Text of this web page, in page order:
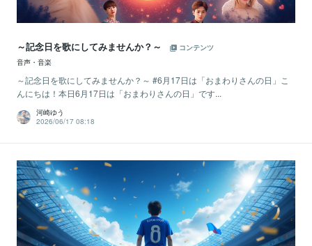
～記念日を歌にしてみませんか？～
コンテンツ
音声・音楽
～記念日を歌にしてみませんか？～ #6月17日は「おまわりさんの日」こ
んにちは！本日6月17日は「おまわりさんの日」です...
河崎ゆう
2026/06/17 08:18